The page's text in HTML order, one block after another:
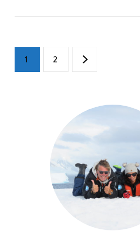
Navigation
Page
1 Page
2